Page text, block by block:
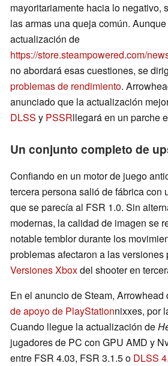
mayoritariamente hacia lo negativo,
las armas una queja común.
actualización de
https://store.steampowered.com/
no abordará esas cuestiones, se
problemas de rendimiento.
anunciado que la actualización
DLSS y PSSRllegará en un parche
Un conjunto completo de
Confiando en un motor de juego
tercera persona salió de fábrica con
que se parecía al FSR 1.0. Sin
modernas, la calidad de imagen se
notable temblor durante los
problemas afectaron a las versiones
Versiones Xboxdel shooter en
En el anuncio de Steam, Arrowhead
de apoyo de PlayStationnixxes, por
Cuando llegue la actualización de
jugadores de PC con GPU AMD y
entre FSR 4.03, FSR 3.1.5 o DLSS